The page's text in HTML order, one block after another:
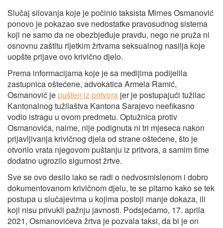
Slučaj silovanja koje je počinio taksista Mirnes Osmanović
ponovo je pokazao sve nedostatke pravosudnog sistema
koji ne samo da ne obezbjeđuje pravdu, nego ne pruža ni
osnovnu zaštitu rijetkim žrtvama seksualnog nasilja koje
uopšte prijave ovo krivično djelo.
Prema informacijama koje je sa medijima podijelila
zastupnica oštećene, advokatica Armela Ramić,
Osmanović je pušten iz pritvora jer je postupajući tužilac
Kantonalnog tužilaštva Kantona Sarajevo neefikasno
vodio istragu u ovom predmetu. Optužnica protiv
Osmanovića, naime, nije podignuta ni tri mjeseca nakon
prijavljivanja krivičnog djela od strane oštećene, što je
otvorilo vrata njegovom puštanju iz pritvora, a samim time
dodatno ugrozilo sigurnost žrtve.
Sve se ovo desilo iako se radi o nedvosmislenom i dobro
dokumentovanom krivičnom djelu, te se pitamo kako se tek
postupa u slučajevima u kojima postoji manje dokaza, ili
koji nisu privukli pažnju javnosti. Podsjećamo, 17. aprila
2021, Osmanovićeva žrtva je pozvala taksi, da bi je on